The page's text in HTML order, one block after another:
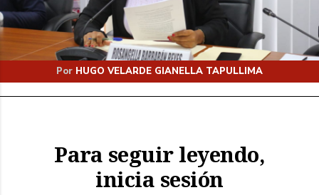
Por HUGO VELARDE GIANELLA TAPULLIMA
Para seguir leyendo,
inicia sesión